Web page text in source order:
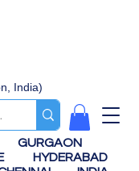
India)
GURGAON
HYDERABAD